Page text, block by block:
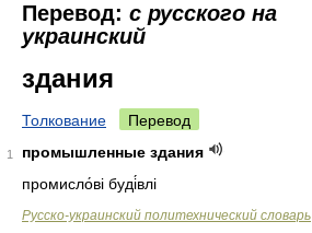
Перевод: с русского на
украинский
здания
Толкование Перевод
1
промышленные здания
промисло́ві буді́влі
Русско-украинский политехнический словарь